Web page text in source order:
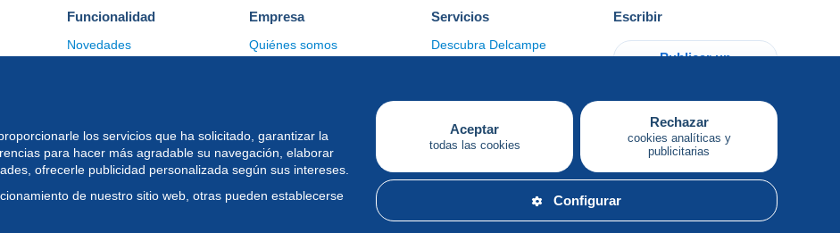
los servicios que ha solicitado, garantizar la
para hacer más agradable su navegación, elaborar
ofrecerle publicidad personalizada según sus intereses.
de nuestro sitio web, otras pueden establecerse
Aceptar
todas las cookies
Rechazar
cookies analíticas y
publicitarias
Configurar
Funcionalidad
Novedades
Empresa
Quiénes somos
Servicios
Descubra Delcampe
Escribir
Publicar un
Español